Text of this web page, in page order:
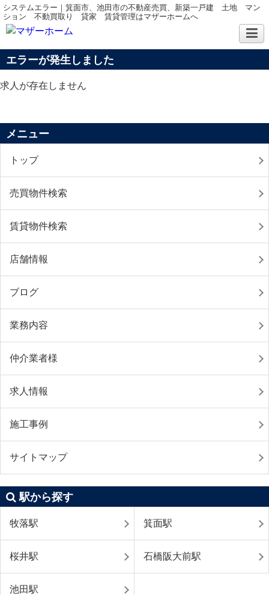
システムエラー｜箕面市、池田市の不動産売買、新築一戸建 土地 マン
ション 不動買取り 貸家 賃貸管理はマザーホームへ
エラーが発生しました
求人が存在しません
メニュー
トップ
売買物件検索
賃貸物件検索
店舗情報
ブログ
業務内容
仲介業者様
求人情報
施工事例
サイトマップ
駅から探す
牧落駅 箕面駅
桜井駅 石橋阪大前駅
池田駅